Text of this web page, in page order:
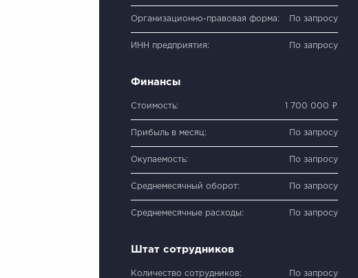
Организационно-правовая форма: По запросу
ИНН предприятия: По запросу
Финансы
Стоимость: 1 700 000 ₽
Прибыль в месяц: По запросу
Окупаемость: По запросу
Среднемесячный оборот: По запросу
Среднемесячные расходы: По запросу
Штат сотрудников
Количество сотрудников: По запросу